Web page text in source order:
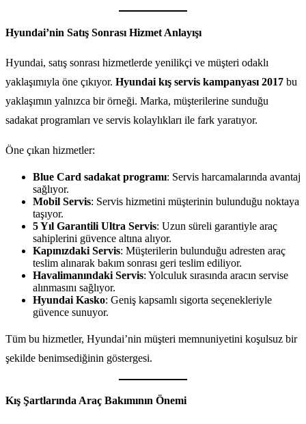
Hyundai’nin Satış Sonrası Hizmet Anlayışı
Hyundai, satış sonrası hizmetlerde yenilikçi ve müşteri odaklı
yaklaşımıyla öne çıkıyor. Hyundai kış servis kampanyası 2017 bu
yaklaşımın yalnızca bir örneği. Marka, müşterilerine sunduğu
sadakat programları ve servis kolaylıkları ile fark yaratıyor.
Öne çıkan hizmetler:
Blue Card sadakat programı: Servis harcamalarında avantaj
sağlıyor.
Mobil Servis: Servis hizmetini müşterinin bulunduğu noktaya
taşıyor.
5 Yıl Garantili Ultra Servis: Uzun süreli garantiyle araç
sahiplerini güvence altına alıyor.
Kapınızdaki Servis: Müşterilerin bulunduğu adresten araç
teslim alınarak bakım sonrası geri teslim ediliyor.
Havalimanındaki Servis: Yolculuk sırasında aracın servise
alınmasını sağlıyor.
Hyundai Kasko: Geniş kapsamlı sigorta seçenekleriyle
güvence sunuyor.
Tüm bu hizmetler, Hyundai’nin müşteri memnuniyetini koşulsuz bir
şekilde benimsediğinin göstergesi.
Kış Şartlarında Araç Bakımının Önemi